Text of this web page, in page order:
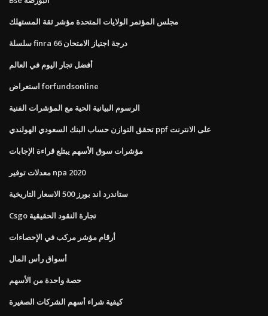
مجلس المؤتمر الولايات المتحدة مؤشر ثقة المستهلك
سلسلة finra 66 درجة اجتياز الامتحان
أفضل تجار اليوم في العالم
استعراض forfundsonline
الرسوم البيانية الحية مع المؤشرات الفنية
تحقق التوازن حساب البنك السعودي الهولندي ppf على الانترنت
مؤشرات سوق الأسهم يبتلع قراءة الإجابات
معدلات توفير npa 2020
ستاندرد اند بورز 500 الاسعار التاريخية
Csgo تجارة النقود الحقيقية
أرقام مؤشر مركب في الإحصاءات
أسواق رأس المال
حصة واحدة من الأسهم
كيفية شراء أسهم الشركات الصغيرة